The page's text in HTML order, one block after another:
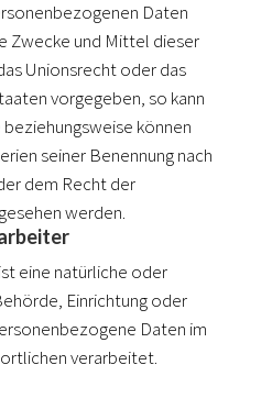
Daten
Zwecke und Mittel dieser
Unionsrecht oder das
vorgegeben, so kann
können
seiner Benennung nach
dem Recht der
werden.
eine natürliche oder
Einrichtung oder
Daten im
verarbeitet.